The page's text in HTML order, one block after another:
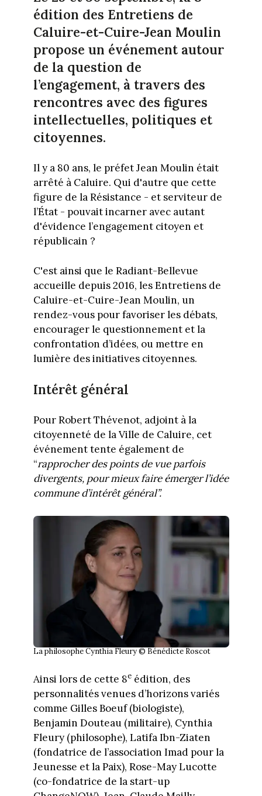
édition des Entretiens de
Caluire-et-Cuire-Jean Moulin
propose un événement autour
de la question de
l’engagement, à travers des
rencontres avec des figures
intellectuelles, politiques et
citoyennes.
Il y a 80 ans, le préfet Jean Moulin était
arrêté à Caluire. Qui d'autre que cette
figure de la Résistance - et serviteur de
l’État - pouvait incarner avec autant
d'évidence l’engagement citoyen et
républicain ?
C'est ainsi que le Radiant-Bellevue
accueille depuis 2016, les Entretiens de
Caluire-et-Cuire-Jean Moulin, un
rendez-vous pour favoriser les débats,
encourager le questionnement et la
confrontation d’idées, ou mettre en
lumière des initiatives citoyennes.
Intérêt général
Pour Robert Thévenot, adjoint à la
citoyenneté de la Ville de Caluire, cet
événement tente également de
“rapprocher des points de vue parfois
divergents, pour mieux faire émerger l’idée
commune d’intérêt général”.
La philosophe Cynthia Fleury © Bénédicte Roscot
Ainsi lors de cette 8eédition, des
personnalités venues d’horizons variés
comme Gilles Boeuf (biologiste),
Benjamin Douteau (militaire), Cynthia
Fleury (philosophe), Latifa Ibn-Ziaten
(fondatrice de l’association Imad pour la
Jeunesse et la Paix), Rose-May Lucotte
(co-fondatrice de la start-up